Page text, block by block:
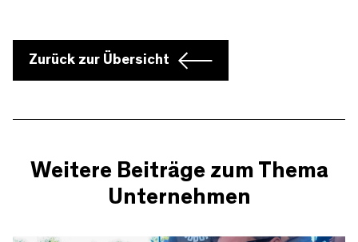
Zurück zur Übersicht
Weitere Beiträge zum Thema
Unternehmen